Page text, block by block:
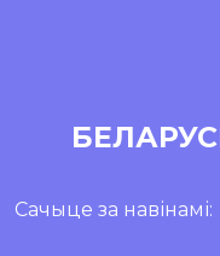
Сачыце за навінамі: